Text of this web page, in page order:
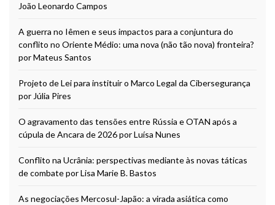
João Leonardo Campos
A guerra no Iêmen e seus impactos para a conjuntura do
conflito no Oriente Médio: uma nova (não tão nova) fronteira?
por Mateus Santos
Projeto de Lei para instituir o Marco Legal da Cibersegurança
por Júlia Pires
O agravamento das tensões entre Rússia e OTAN após a
cúpula de Ancara de 2026 por Luísa Nunes
Conflito na Ucrânia: perspectivas mediante às novas táticas
de combate por Lisa Marie B. Bastos
As negociações Mercosul-Japão: a virada asiática como